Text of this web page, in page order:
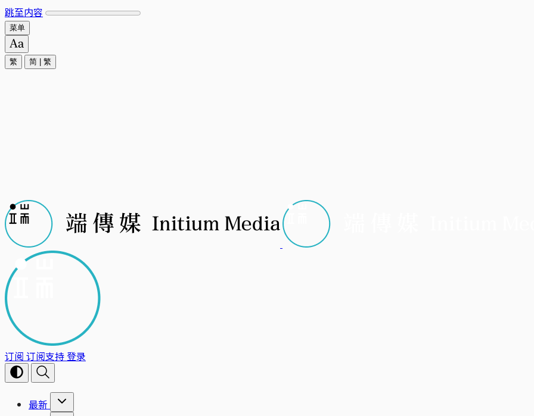
跳至内容
菜单
繁 简 繁
订阅 订阅支持登录
最新